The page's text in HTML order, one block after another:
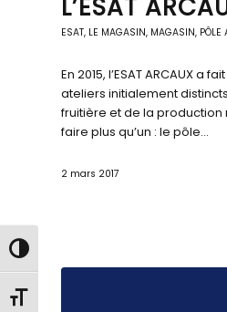
Passer en contraste élevé
Changer la taille de la police
L’ESAT
ESAT, LE MAGASIN, MAGASIN, PÔLE
En 2015, l’ESAT ARCAUX a
ateliers initialement
fruitière et de la production
faire plus qu’un : le pôle…
2 mars 2017